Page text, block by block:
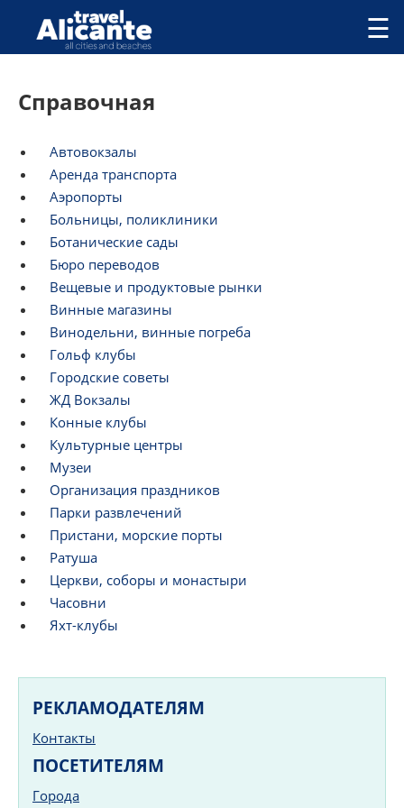
Перейти к основному содержанию
СПРАВОЧНАЯ
ПИТАНИЕ
ПРОЖИВАНИЕ
ПЛЯЖИ
ДОСТОПРИМЕЧАТЕЛЬНОСТИ
КЕМПИНГ
КОМАРКИ (РАЙОНЫ)
РЕЦЕПТЫ
ПРЕДЛОЖЕНИЯ
СТАТЬИ
УСЛУГИ
☰
Справочная
Автовокзалы
Аренда транспорта
Аэропорты
Больницы, поликлиники
Ботанические сады
Бюро переводов
Вещевые и продуктовые рынки
Винные магазины
Винодельни, винные погреба
Гольф клубы
Городские советы
ЖД Вокзалы
Конные клубы
Культурные центры
Музеи
Организация праздников
Парки развлечений
Пристани, морские порты
Ратуша
Церкви, соборы и монастыри
Часовни
Яхт-клубы
РЕКЛАМОДАТЕЛЯМ
Контакты
ПОСЕТИТЕЛЯМ
Города